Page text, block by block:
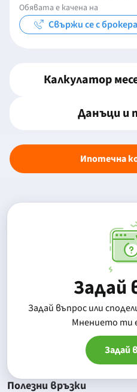
Обявата е качена на
Свържи се с брокера
Калкулатор
Данъци и
Ипотечна
Задай
Задай въпрос или
Mнението ти
Задай
Полезни връзки